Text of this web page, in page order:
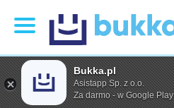
Bukka.pl
Asistapp Sp. z o.o.
Za darmo - w Google Play